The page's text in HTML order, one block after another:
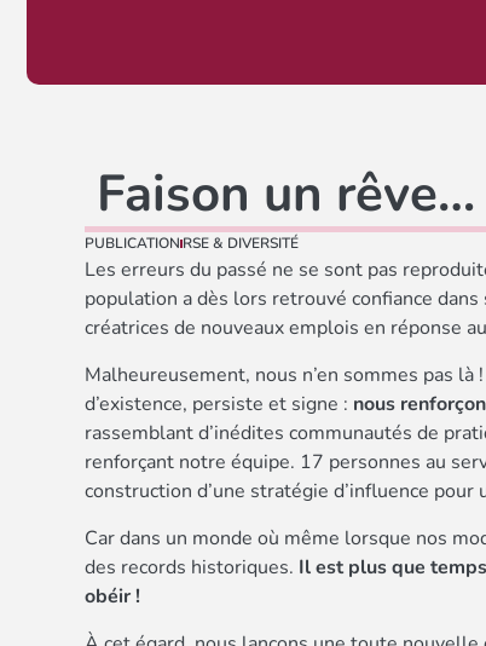
Faison un
PUBLICATION RSE & DIVERSITÉ
Les erreurs du passé ne se sont pas
population a dès lors retrouvé confiance
créatrices de nouveaux emplois en réponse
Malheureusement, nous n’en sommes pas
d’existence, persiste et signe : nous
rassemblant d’inédites communautés de
renforçant notre équipe. 17 personnes au
construction d’une stratégie d’influence pour
Car dans un monde où même lorsque nos
des records historiques. Il est plus que
obéir !